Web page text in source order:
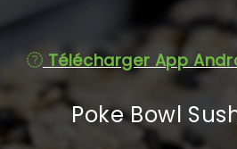
MENTIONS LÉGALES
C.G.V
Télécharger App
Poke Bowl